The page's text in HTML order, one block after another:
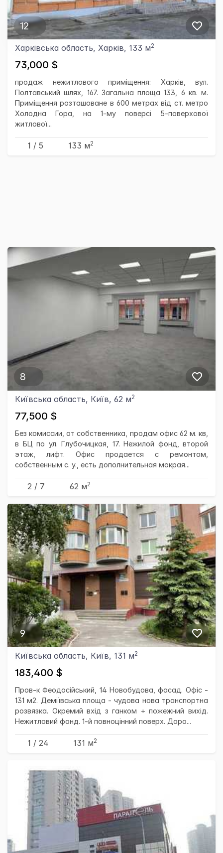
12
Харківська область, Харків, 133 м2
73,000 $
продаж нежитлового приміщення: Харків, вул.
Полтавський шлях, 167. Загальна площа 133, 6 кв. м.
Приміщення розташоване в 600 метрах від ст. метро
Холодна Гора, на 1-му поверсі 5-поверхової
житлової...
1 / 5 133 м2
8
Київська область, Київ, 62 м2
77,500 $
Без комиссии, от собственника, продам офис 62 м. кв,
в БЦ по ул. Глубочицкая, 17. Нежилой фонд, второй
этаж, лифт. Офис продается с ремонтом,
собственным с. у., есть дополнительная мокрая...
2 / 7 62 м2
9
Київська область, Київ, 131 м2
183,400 $
Пров-к Феодосійський, 14 Новобудова, фасад. Офіс -
131 м2. Деміївська площа - чудова нова транспортна
розвязка. Окремий вхід з ганком + пожежний вихід.
Нежитловий фонд. 1-й повноцінний поверх. Доро...
1 / 24 131 м2